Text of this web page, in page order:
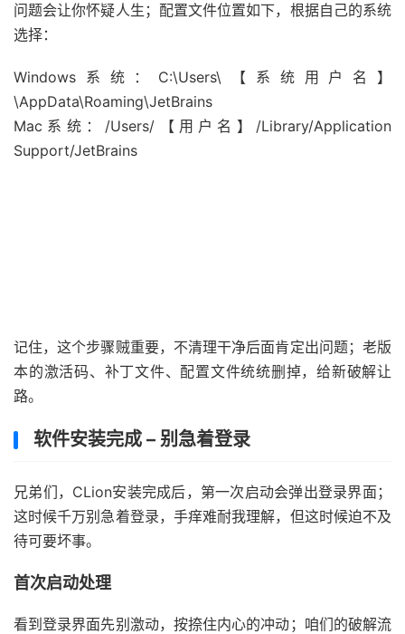
问题会让你怀疑人生；配置文件位置如下，根据自己的系统
选择：
Windows系统：C:\Users\【系统用户名】
\AppData\Roaming\JetBrains
Mac系统：/Users/【用户名】/Library/Application
Support/JetBrains
记住，这个步骤贼重要，不清理干净后面肯定出问题；老版
本的激活码、补丁文件、配置文件统统删掉，给新破解让
路。
软件安装完成 – 别急着登录
兄弟们，CLion安装完成后，第一次启动会弹出登录界面；
这时候千万别急着登录，手痒难耐我理解，但这时候迫不及
待可要坏事。
首次启动处理
看到登录界面先别激动，按捺住内心的冲动；咱们的破解流